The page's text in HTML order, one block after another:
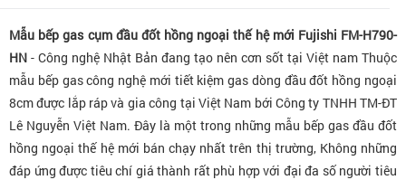
Mẫu bếp gas cụm đầu đốt hồng ngoại thế hệ mới Fujishi FM-H790-
HN - Công nghệ Nhật Bản đang tạo nên cơn sốt tại Việt nam Thuộc
mẫu bếp gas công nghệ mới tiết kiệm gas dòng đầu đốt hồng ngoại
8cm được lắp ráp và gia công tại Việt Nam bới Công ty TNHH TM-ĐT
Lê Nguyễn Việt Nam. Đây là một trong những mẫu bếp gas đầu đốt
hồng ngoại thế hệ mới bán chạy nhất trên thị trường, Không những
đáp ứng được tiêu chí giá thành rất phù hợp với đại đa số người tiêu